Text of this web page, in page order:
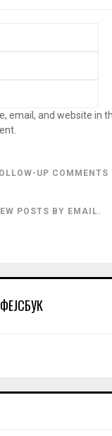
email, and website in
UP
POSTS BY EMAIL.